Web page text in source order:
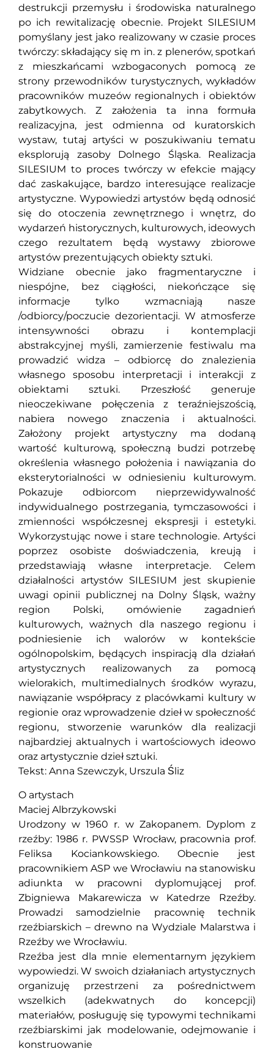
destrukcji przemysłu i środowiska naturalnego
po ich rewitalizację obecnie. Projekt SILESIUM
pomyślany jest jako realizowany w czasie proces
twórczy: składający się m in. z plenerów, spotkań
z mieszkańcami wzbogaconych pomocą ze
strony przewodników turystycznych, wykładów
pracowników muzeów regionalnych i obiektów
zabytkowych. Z założenia ta inna formuła
realizacyjna, jest odmienna od kuratorskich
wystaw, tutaj artyści w poszukiwaniu tematu
eksplorują zasoby Dolnego Śląska. Realizacja
SILESIUM to proces twórczy w efekcie mający
dać zaskakujące, bardzo interesujące realizacje
artystyczne. Wypowiedzi artystów będą odnosić
się do otoczenia zewnętrznego i wnętrz, do
wydarzeń historycznych, kulturowych, ideowych
czego rezultatem będą wystawy zbiorowe
artystów prezentujących obiekty sztuki.
Widziane obecnie jako fragmentaryczne i
niespójne, bez ciągłości, niekończące się
informacje tylko wzmacniają nasze
/odbiorcy/poczucie dezorientacji. W atmosferze
intensywności obrazu i kontemplacji
abstrakcyjnej myśli, zamierzenie festiwalu ma
prowadzić widza – odbiorcę do znalezienia
własnego sposobu interpretacji i interakcji z
obiektami sztuki. Przeszłość generuje
nieoczekiwane połęczenia z teraźniejszością,
nabiera nowego znaczenia i aktualności.
Założony projekt artystyczny ma dodaną
wartość kulturową, społeczną budzi potrzebę
określenia własnego położenia i nawiązania do
eksterytorialności w odniesieniu kulturowym.
Pokazuje odbiorcom nieprzewidywalność
indywidualnego postrzegania, tymczasowości i
zmienności współczesnej ekspresji i estetyki.
Wykorzystując nowe i stare technologie. Artyści
poprzez osobiste doświadczenia, kreują i
przedstawiają własne interpretacje. Celem
działalności artystów SILESIUM jest skupienie
uwagi opinii publicznej na Dolny Śląsk, ważny
region Polski, omówienie zagadnień
kulturowych, ważnych dla naszego regionu i
podniesienie ich walorów w kontekście
ogólnopolskim, będących inspiracją dla działań
artystycznych realizowanych za pomocą
wielorakich, multimedialnych środków wyrazu,
nawiązanie współpracy z placówkami kultury w
regionie oraz wprowadzenie dzieł w społeczność
regionu, stworzenie warunków dla realizacji
najbardziej aktualnych i wartościowych ideowo
oraz artystycznie dzieł sztuki.
Tekst: Anna Szewczyk, Urszula Śliz
O artystach
Maciej Albrzykowski
Urodzony w 1960 r. w Zakopanem. Dyplom z
rzeźby: 1986 r. PWSSP Wrocław, pracownia prof.
Feliksa Kociankowskiego. Obecnie jest
pracownikiem ASP we Wrocławiu na stanowisku
adiunkta w pracowni dyplomującej prof.
Zbigniewa Makarewicza w Katedrze Rzeźby.
Prowadzi samodzielnie pracownię technik
rzeźbiarskich – drewno na Wydziale Malarstwa i
Rzeźby we Wrocławiu.
Rzeźba jest dla mnie elementarnym językiem
wypowiedzi. W swoich działaniach artystycznych
organizuję przestrzeni za pośrednictwem
wszelkich (adekwatnych do koncepcji)
materiałów, posługuję się typowymi technikami
rzeźbiarskimi jak modelowanie, odejmowanie i
konstruowanie